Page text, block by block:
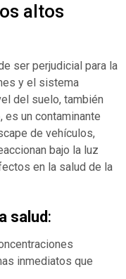
altos
ser perjudicial para la
y el sistema
del suelo, también
, es un contaminante
de vehículos,
bajo la luz
en la salud de la
salud:
inmediatos que